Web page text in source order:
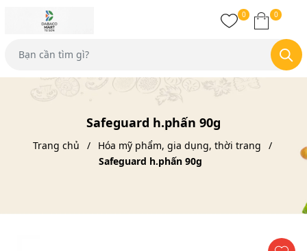
0 0
Safeguard h.phấn 90g
Trang chủ
Hóa mỹ phẩm, gia dụng, thời trang
Safeguard h.phấn 90g